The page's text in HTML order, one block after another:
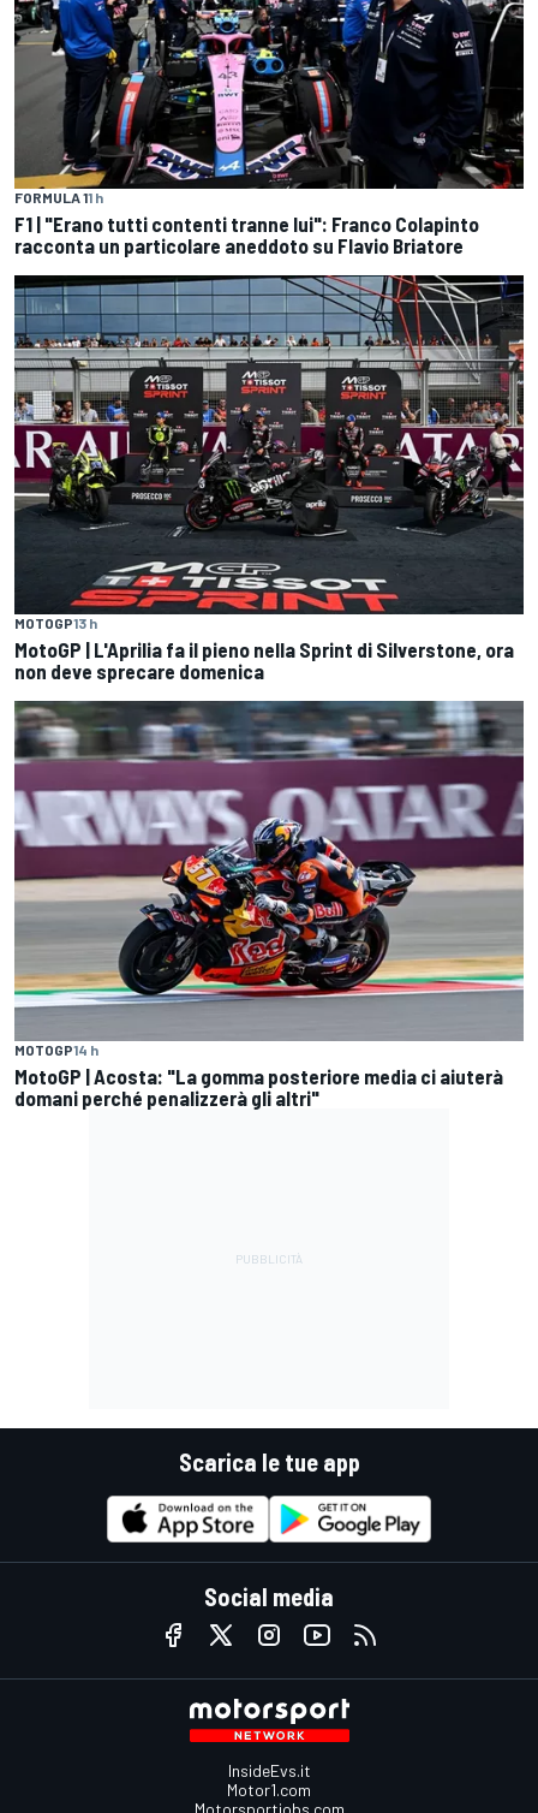
FORMULA 11 h
F1 | "Erano tutti contenti tranne lui": Franco Colapinto
racconta un particolare aneddoto su Flavio Briatore
MOTOGP13 h
MotoGP | L'Aprilia fa il pieno nella Sprint di Silverstone, ora
non deve sprecare domenica
MOTOGP14 h
MotoGP | Acosta: "La gomma posteriore media ci aiuterà
domani perché penalizzerà gli altri"
Scarica le tue app
Social media
InsideEvs.it
Motor1.com
Motorsportjobs.com